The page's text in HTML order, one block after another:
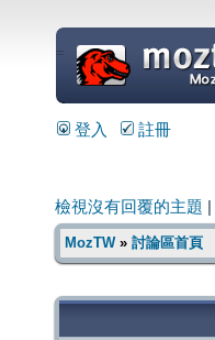
=
登入 註冊
檢視沒有回覆的主題
MozTW» 討論區首頁